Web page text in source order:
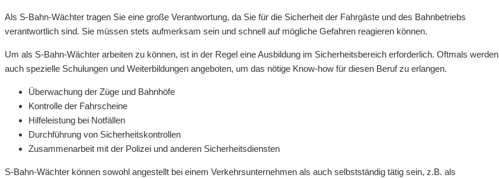
Als S-Bahn-Wächter tragen Sie eine große Verantwortung, da Sie für die Sicherheit der Fahrgäste und des Bahnbetriebs
verantwortlich sind. Sie müssen stets aufmerksam sein und schnell auf mögliche Gefahren reagieren können.
Um als S-Bahn-Wächter arbeiten zu können, ist in der Regel eine Ausbildung im Sicherheitsbereich erforderlich. Oftmals werden
auch spezielle Schulungen und Weiterbildungen angeboten, um das nötige Know-how für diesen Beruf zu erlangen.
Überwachung der Züge und Bahnhöfe
Kontrolle der Fahrscheine
Hilfeleistung bei Notfällen
Durchführung von Sicherheitskontrollen
Zusammenarbeit mit der Polizei und anderen Sicherheitsdiensten
S-Bahn-Wächter können sowohl angestellt bei einem Verkehrsunternehmen als auch selbstständig tätig sein, z.B. als